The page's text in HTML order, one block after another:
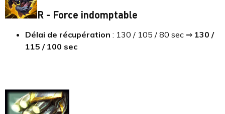
R - Force indomptable
Délai de récupération : 130 / 105 / 80 sec ⇒ 130 /
115 / 100 sec